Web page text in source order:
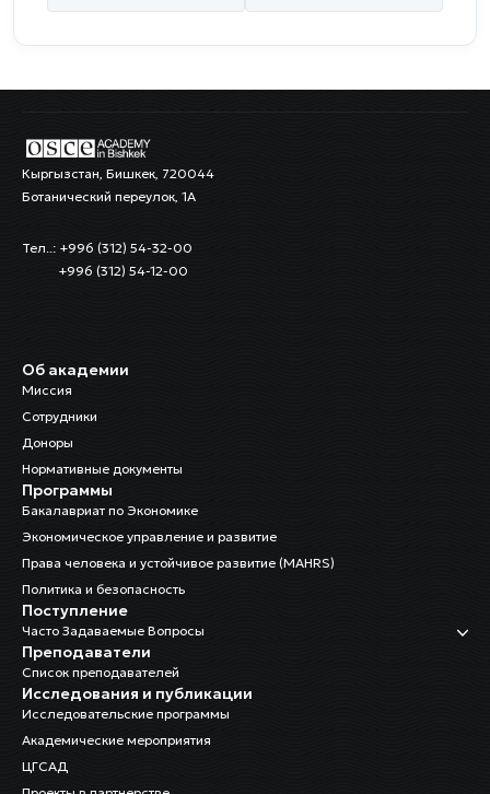
Кыргызстан, Бишкек, 720044
Ботанический переулок, 1А
Тел..: +996 (312) 54-32-00
+996 (312) 54-12-00
Об академии
Миссия
Сотрудники
Доноры
Нормативные документы
Программы
Бакалавриат по Экономике
Экономическое управление и развитие
Права человека и устойчивое развитие (MAHRS)
Политика и безопасность
Поступление
Часто Задаваемые Вопросы
Преподаватели
Список преподавателей
Исследования и публикации
Исследовательские программы
Академические мероприятия
ЦГСАД